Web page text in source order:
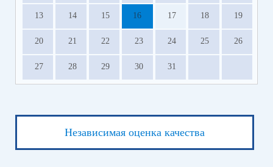
13 14 15 16 17 18 19
20 21 22 23 24 25 26
27 28 29 30 31
Независимая оценка качества